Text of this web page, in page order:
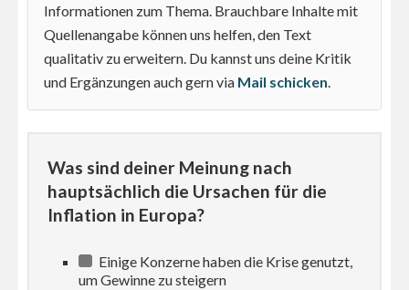
Informationen zum Thema. Brauchbare Inhalte mit
Quellenangabe können uns helfen, den Text
qualitativ zu erweitern. Du kannst uns deine Kritik
und Ergänzungen auch gern via Mail schicken
Was sind deiner Meinung nach
hauptsächlich die Ursachen für die
Inflation in Europa?
Einige Konzerne haben die Krise genutzt,
um Gewinne zu steigern